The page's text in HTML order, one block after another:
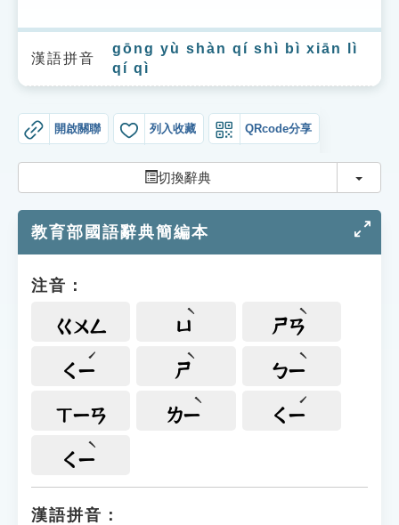
遊戲專區
教學應用
貓頭鷹博士
漢語拼音
gōng yù shàn qí shì bì xiān lì
qí qì
開啟關聯 列入收藏 QRcode分享
切換辭典 切換
教育部國語辭典簡編本
注音：
ㄍㄨㄥ ㄩ ㄕㄢ
ㄑㄧ ㄕ ㄅㄧ
ㄒㄧㄢ ㄌㄧ ㄑㄧ
ㄑㄧ
漢語拼音：